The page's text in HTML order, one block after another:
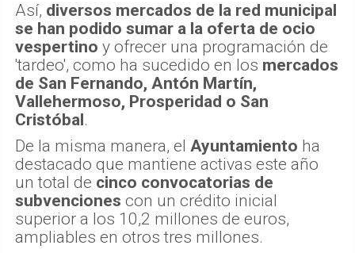
Así, diversos mercados de la red municipal
se han podido sumar a la oferta de ocio
vespertino y ofrecer una programación de
'tardeo', como ha sucedido en los mercados
de San Fernando, Antón Martín,
Vallehermoso, Prosperidad o San
Cristóbal.
De la misma manera, el Ayuntamiento ha
destacado que mantiene activas este año
un total de cinco convocatorias de
subvenciones con un crédito inicial
superior a los 10,2 millones de euros,
ampliables en otros tres millones.